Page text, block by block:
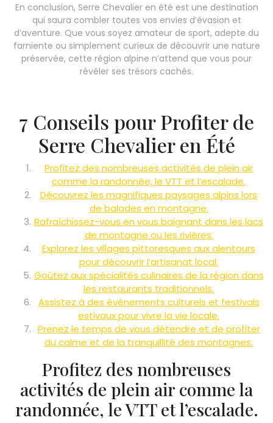
En conclusion, Serre Chevalier en été est une destination
qui saura combler toutes vos envies d’évasion et
d’aventure. Que vous soyez amateur de sport, adepte du
farniente ou simplement curieux de découvrir une nature
préservée, cette région alpine n’attend que vous pour
révéler ses trésors cachés.
7 Conseils pour Profiter de
Serre Chevalier en Été
Profitez des nombreuses activités de plein air
comme la randonnée, le VTT et l’escalade.
Découvrez les magnifiques paysages alpins lors
de balades en montagne.
Rafraîchissez-vous en vous baignant dans les lacs
de montagne ou les rivières.
Explorez les villages pittoresques aux alentours
pour découvrir l’artisanat local.
Goûtez aux spécialités culinaires de la région dans
les restaurants traditionnels.
Assistez à des événements culturels et festivals
estivaux pour vivre la vie locale.
Prenez le temps de vous détendre et de profiter
du calme et de la tranquillité des montagnes.
Profitez des nombreuses
activités de plein air comme la
randonnée, le VTT et l’escalade.